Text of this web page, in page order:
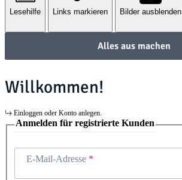
Lesehilfe Links markieren Bilder ausblenden
Alles aus machen
Willkommen!
Einloggen oder Konto anlegen.
Anmelden für registrierte Kunden
E-Mail-Adresse